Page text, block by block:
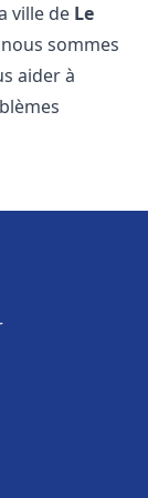
ville de Le
sommes
aider à